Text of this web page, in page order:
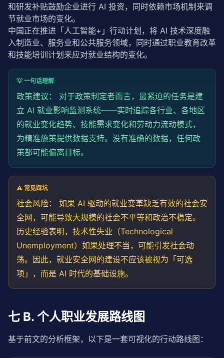
和研发补贴鼓励企业进行 AI 投资，同时依赖市场机制来调
节就业市场的变化。
中国正在推进「人工智能+」行动计划，将 AI 技术深度融
入制造业、服务业和公共服务领域，同时通过职业教育改革
和技能培训计划来应对就业结构的变化。
💡 一句话理解
政策建议： 对于政策制定者而言，最紧迫的任务是建
立 AI 就业影响监测系统——实时追踪各行业、各地区
的就业变化趋势、技能需求变化和劳动力流动模式，
为精准施策提供数据支持。没有准确的数据，任何政
策都可能偏离目标。
⚠️ 常见踩坑
社会风险： 如果 AI 驱动的就业变革缺乏有效的社会安
全网，可能导致大规模的社会不平等和政治不稳定。
历史经验表明，技术性失业（Technological
Unemployment）如果处理不当，可能引发社会动
荡。因此，就业安全网的建设不应该被视为「可选
项」，而是 AI 时代的基础设施。
七 B. 个人职业发展路线图
基于前文的分析框架，以下是一套可视化的行动路线图：